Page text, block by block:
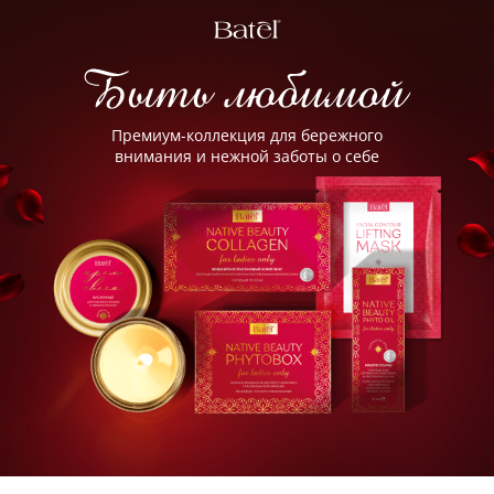
Серия средств для
женского здоровья и
естественной красоты
Премиум-коллекция для бережного
внимания и нежной заботы о себе
Служба online-поддержки
Появился вопрос?Заполните эту форму!
+7